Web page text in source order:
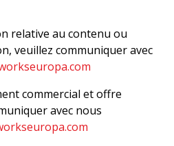
relative au contenu ou
veuillez communiquer avec
commercial et offre
avec nous